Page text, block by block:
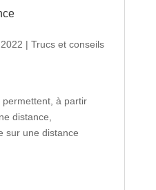
| Trucs et conseils
permettent, à partir
distance,
sur une distance